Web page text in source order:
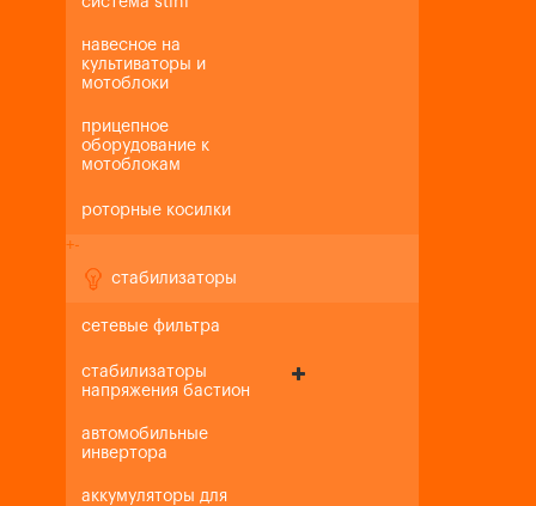
навесное на
культиваторы и
мотоблоки
прицепное
оборудование к
мотоблокам
роторные косилки
+-
стабилизаторы
сетевые фильтра
стабилизаторы
напряжения бастион
автомобильные
инвертора
аккумуляторы для